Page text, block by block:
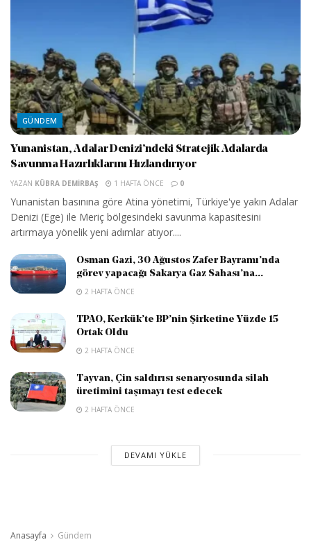
GÜNDEM
Yunanistan, Adalar Denizi’ndeki Stratejik Adalarda
Savunma Hazırlıklarını Hızlandırıyor
YAZAN KÜBRA DEMIRBAŞ 1 HAFTA ÖNCE 0
Yunanistan basınına göre Atina yönetimi, Türkiye'ye yakın Adalar
Denizi (Ege) ile Meriç bölgesindeki savunma kapasitesini
artırmaya yönelik yeni adımlar atıyor....
Osman Gazi, 30 Ağustos Zafer Bayramı’nda
görev yapacağı Sakarya Gaz Sahası’na...
2 HAFTA ÖNCE
TPAO, Kerkük’te BP’nin Şirketine Yüzde 15
Ortak Oldu
2 HAFTA ÖNCE
Tayvan, Çin saldırısı senaryosunda silah
üretimini taşımayı test edecek
2 HAFTA ÖNCE
DEVAMI YÜKLE
Anasayfa Gündem